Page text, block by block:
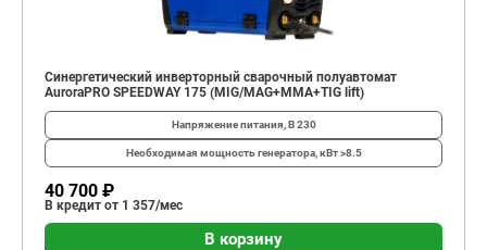
Синергетический инверторный сварочный полуавтомат
AuroraPRO SPEEDWAY 175 (MIG/MAG+MMA+TIG lift)
Напряжение питания, В230
Необходимая мощность генератора, кВт>8.5
40 700 ₽
В кредит от 1 357/мес
В корзину